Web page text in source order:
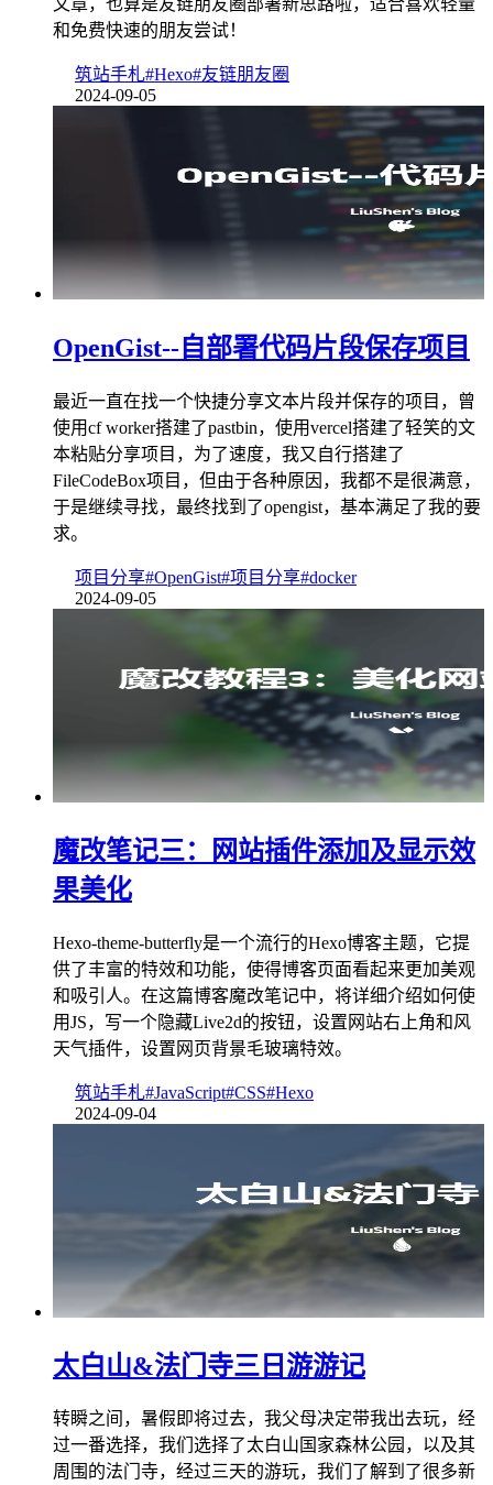
文章，也算是友链朋友圈部署新思路啦，适合喜欢轻量
和免费快速的朋友尝试！
筑站手札#Hexo#友链朋友圈
2024-09-05
OpenGist--自部署代码片段保存项目
最近一直在找一个快捷分享文本片段并保存的项目，曾
使用cf worker搭建了pastbin，使用vercel搭建了轻笑的文
本粘贴分享项目，为了速度，我又自行搭建了
FileCodeBox项目，但由于各种原因，我都不是很满意，
于是继续寻找，最终找到了opengist，基本满足了我的要
求。
项目分享#OpenGist#项目分享#docker
2024-09-05
魔改笔记三：网站插件添加及显示效
果美化
Hexo-theme-butterfly是一个流行的Hexo博客主题，它提
供了丰富的特效和功能，使得博客页面看起来更加美观
和吸引人。在这篇博客魔改笔记中，将详细介绍如何使
用JS，写一个隐藏Live2d的按钮，设置网站右上角和风
天气插件，设置网页背景毛玻璃特效。
筑站手札#JavaScript#CSS#Hexo
2024-09-04
太白山&法门寺三日游游记
转瞬之间，暑假即将过去，我父母决定带我出去玩，经
过一番选择，我们选择了太白山国家森林公园，以及其
周围的法门寺，经过三天的游玩，我们了解到了很多新